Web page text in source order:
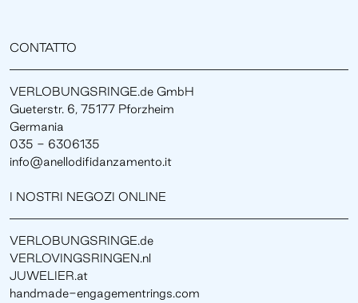
CONTATTO
VERLOBUNGSRINGE.de GmbH
Gueterstr. 6, 75177 Pforzheim
Germania
035 - 6306135
info@anellodifidanzamento.it
I NOSTRI NEGOZI ONLINE
VERLOBUNGSRINGE.de
VERLOVINGSRINGEN.nl
JUWELIER.at
handmade-engagementrings.com